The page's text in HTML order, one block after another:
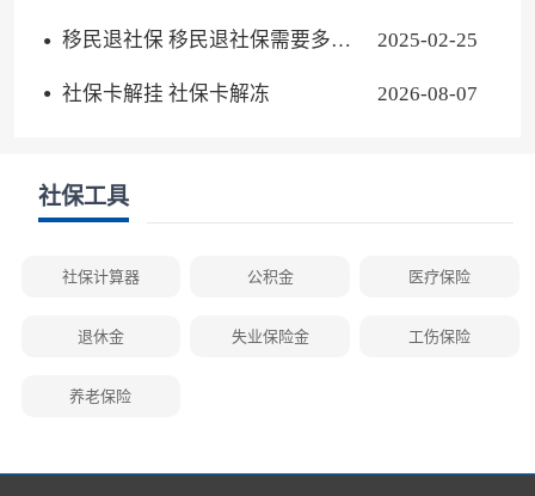
保险金条件
移民退社保 移民退社保需要多久
到账
2025-02-25
社保卡解挂 社保卡解冻 2026-08-07
社保工具
社保计算器 公积金 医疗保险
退休金 失业保险金 工伤保险
养老保险